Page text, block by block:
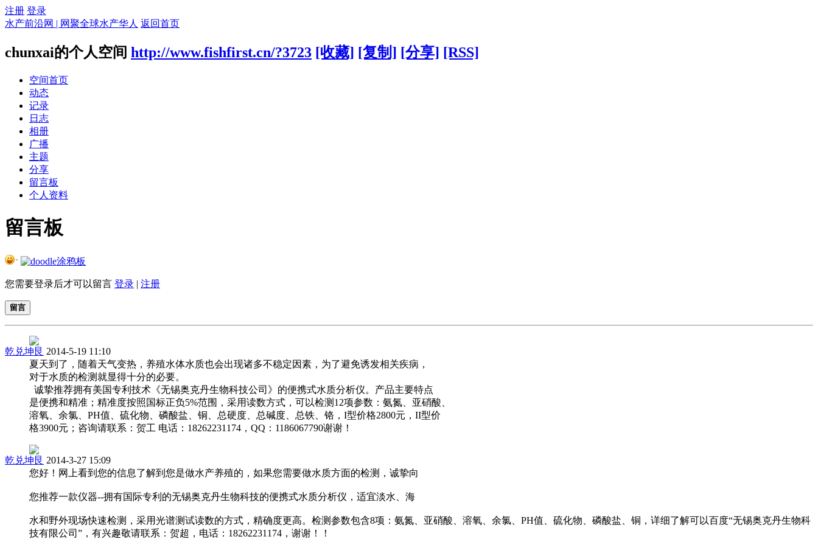
注册 登录
水产前沿网 | 网聚全球水产华人 返回首页
chunxai的个人空间 http://www.fishfirst.cn/?3723 [收藏] [复制] [分享] [RSS]
空间首页
动态
记录
日志
相册
广播
主题
分享
留言板
个人资料
留言板
涂鸦板
您需要登录后才可以留言 登录 | 注册
留言
乾兑坤艮 2014-5-19 11:10
夏天到了，随着天气变热，养殖水体水质也会出现诸多不稳定因素，为了避免诱发相关疾病，
对于水质的检测就显得十分的必要。
诚挚推荐拥有美国专利技术《无锡奥克丹生物科技公司》的便携式水质分析仪。产品主要特点
是便携和精准；精准度按照国标正负5%范围，采用读数方式，可以检测12项参数：氨氮、亚硝酸、
溶氧、余氯、PH值、硫化物、磷酸盐、铜、总硬度、总碱度、总铁、铬，I型价格2800元，II型价
格3900元；咨询请联系：贺工 电话：18262231174，QQ：1186067790谢谢！
乾兑坤艮 2014-3-27 15:09
您好！网上看到您的信息了解到您是做水产养殖的，如果您需要做水质方面的检测，诚挚向
您推荐一款仪器--拥有国际专利的无锡奥克丹生物科技的便携式水质分析仪，适宜淡水、海
水和野外现场快速检测，采用光谱测试读数的方式，精确度更高。检测参数包含8项：氨氮、亚硝酸、溶氧、余氯、PH值、硫化物、磷酸盐、铜，详细了解可以百度“无锡奥克丹生物科
技有限公司”，有兴趣敬请联系：贺超，电话：18262231174，谢谢！！